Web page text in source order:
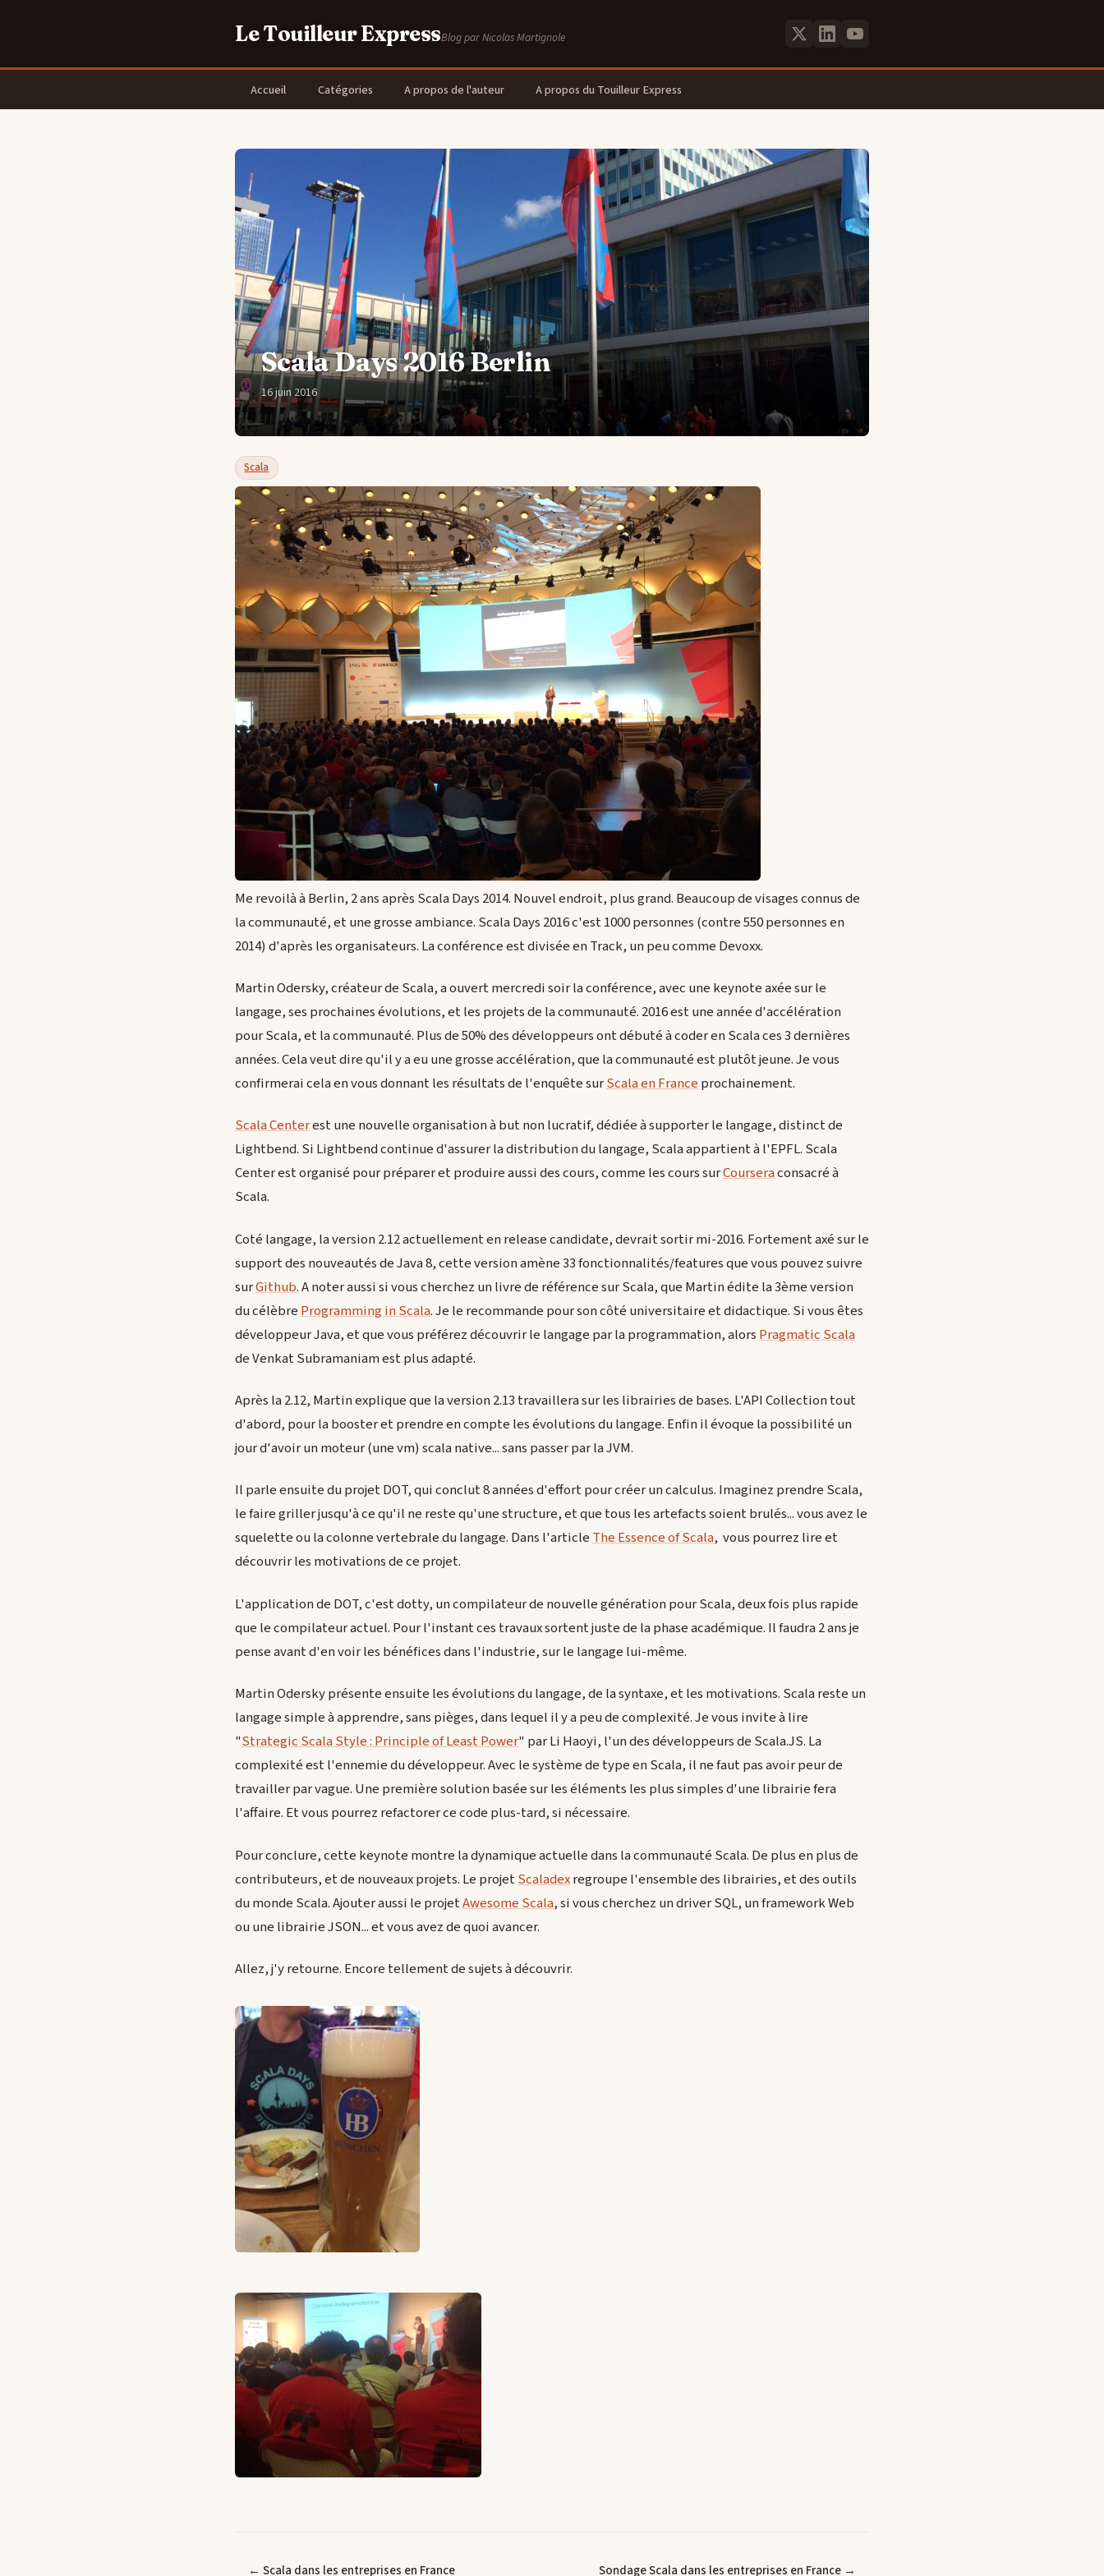
Le Touilleur ExpressBlog par Nicolas Martignole
Accueil Catégories A propos de l'auteur A propos du Touilleur Express
Scala Days 2016 Berlin
16 juin 2016
Scala
Me revoilà à Berlin, 2 ans après Scala Days 2014. Nouvel endroit, plus grand. Beaucoup de visages connus de
la communauté, et une grosse ambiance. Scala Days 2016 c'est 1000 personnes (contre 550 personnes en
2014) d'après les organisateurs. La conférence est divisée en Track, un peu comme Devoxx.
Martin Odersky, créateur de Scala, a ouvert mercredi soir la conférence, avec une keynote axée sur le
langage, ses prochaines évolutions, et les projets de la communauté. 2016 est une année d'accélération
pour Scala, et la communauté. Plus de 50% des développeurs ont débuté à coder en Scala ces 3 dernières
années. Cela veut dire qu'il y a eu une grosse accélération, que la communauté est plutôt jeune. Je vous
confirmerai cela en vous donnant les résultats de l'enquête surScala en Franceprochainement.
Scala Centerest une nouvelle organisation à but non lucratif, dédiée à supporter le langage, distinct de
Lightbend. Si Lightbend continue d'assurer la distribution du langage, Scala appartient à l'EPFL. Scala
Center est organisé pour préparer et produire aussi des cours, comme les cours surCourseraconsacré à
Scala.
Coté langage, la version 2.12 actuellement en release candidate, devrait sortir mi-2016. Fortement axé sur le
support des nouveautés de Java 8, cette version amène 33 fonctionnalités/features que vous pouvez suivre
surGithub. A noter aussi si vous cherchez un livre de référence sur Scala, que Martin édite la 3ème version
du célèbre Programming in Scala. Je le recommande pour son côté universitaire et didactique. Si vous êtes
développeur Java, et que vous préférez découvrir le langage par la programmation, alors Pragmatic Scala
de Venkat Subramaniam est plus adapté.
Après la 2.12, Martin explique que la version 2.13 travaillera sur les librairies de bases. L'API Collection tout
d'abord, pour la booster et prendre en compte les évolutions du langage. Enfin il évoque la possibilité un
jour d'avoir un moteur (une vm) scala native... sans passer par la JVM.
Il parle ensuite du projet DOT, qui conclut 8 années d'effort pour créer un calculus. Imaginez prendre Scala,
le faire griller jusqu'à ce qu'il ne reste qu'une structure, et que tous les artefacts soient brulés... vous avez le
squelette ou la colonne vertebrale du langage. Dans l'articleThe Essence of Scala, vous pourrez lire et
découvrir les motivations de ce projet.
L'application de DOT, c'est dotty, un compilateur de nouvelle génération pour Scala, deux fois plus rapide
que le compilateur actuel. Pour l'instant ces travaux sortent juste de la phase académique. Il faudra 2 ans je
pense avant d'en voir les bénéfices dans l'industrie, sur le langage lui-même.
Martin Odersky présente ensuite les évolutions du langage, de la syntaxe, et les motivations. Scala reste un
langage simple à apprendre, sans pièges, dans lequel il y a peu de complexité. Je vous invite à lire
"Strategic Scala Style : Principle of Least Power" par Li Haoyi, l'un des développeurs de Scala.JS. La
complexité est l'ennemie du développeur. Avec le système de type en Scala, il ne faut pas avoir peur de
travailler par vague. Une première solution basée sur les éléments les plus simples d'une librairie fera
l'affaire. Et vous pourrez refactorer ce code plus-tard, si nécessaire.
Pour conclure, cette keynote montre la dynamique actuelle dans la communauté Scala. De plus en plus de
contributeurs, et de nouveaux projets. Le projetScaladexregroupe l'ensemble des librairies, et des outils
du monde Scala. Ajouter aussi le projetAwesome Scala, si vous cherchez un driver SQL, un framework Web
ou une librairie JSON... et vous avez de quoi avancer.
Allez, j'y retourne. Encore tellement de sujets à découvrir.
← Scala dans les entreprises en France Sondage Scala dans les entreprises en France →